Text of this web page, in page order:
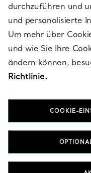
RECHTLICHE HINWEISE
FOLGEN SIE UNS
durchzuführen und
und personalisierte
Um mehr über
und wie Sie Ihre
ändern können,
Richtlinie.
COOKIE-